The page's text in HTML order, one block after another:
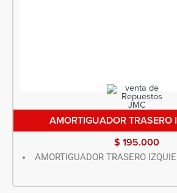
AMORTIGUADOR TRASERO
$ 195.000
AMORTIGUADOR TRASERO